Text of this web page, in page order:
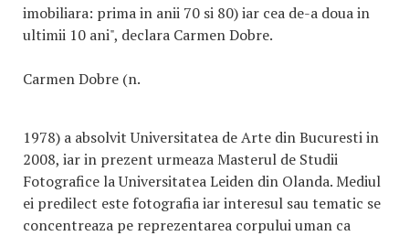
imobiliara: prima in anii 70 si 80) iar cea de-a doua in
ultimii 10 ani", declara Carmen Dobre.
Carmen Dobre (n.
1978) a absolvit Universitatea de Arte din Bucuresti in
2008, iar in prezent urmeaza Masterul de Studii
Fotografice la Universitatea Leiden din Olanda. Mediul
ei predilect este fotografia iar interesul sau tematic se
concentreaza pe reprezentarea corpului uman ca